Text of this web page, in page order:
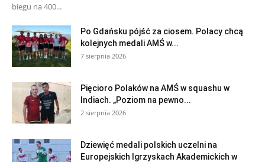
biegu na 400...
Po Gdańsku pójść za ciosem. Polacy chcą
kolejnych medali AMŚ w...
7 sierpnia 2026
Pięcioro Polaków na AMŚ w squashu w
Indiach. „Poziom na pewno...
2 sierpnia 2026
Dziewięć medali polskich uczelni na
Europejskich Igrzyskach Akademickich w